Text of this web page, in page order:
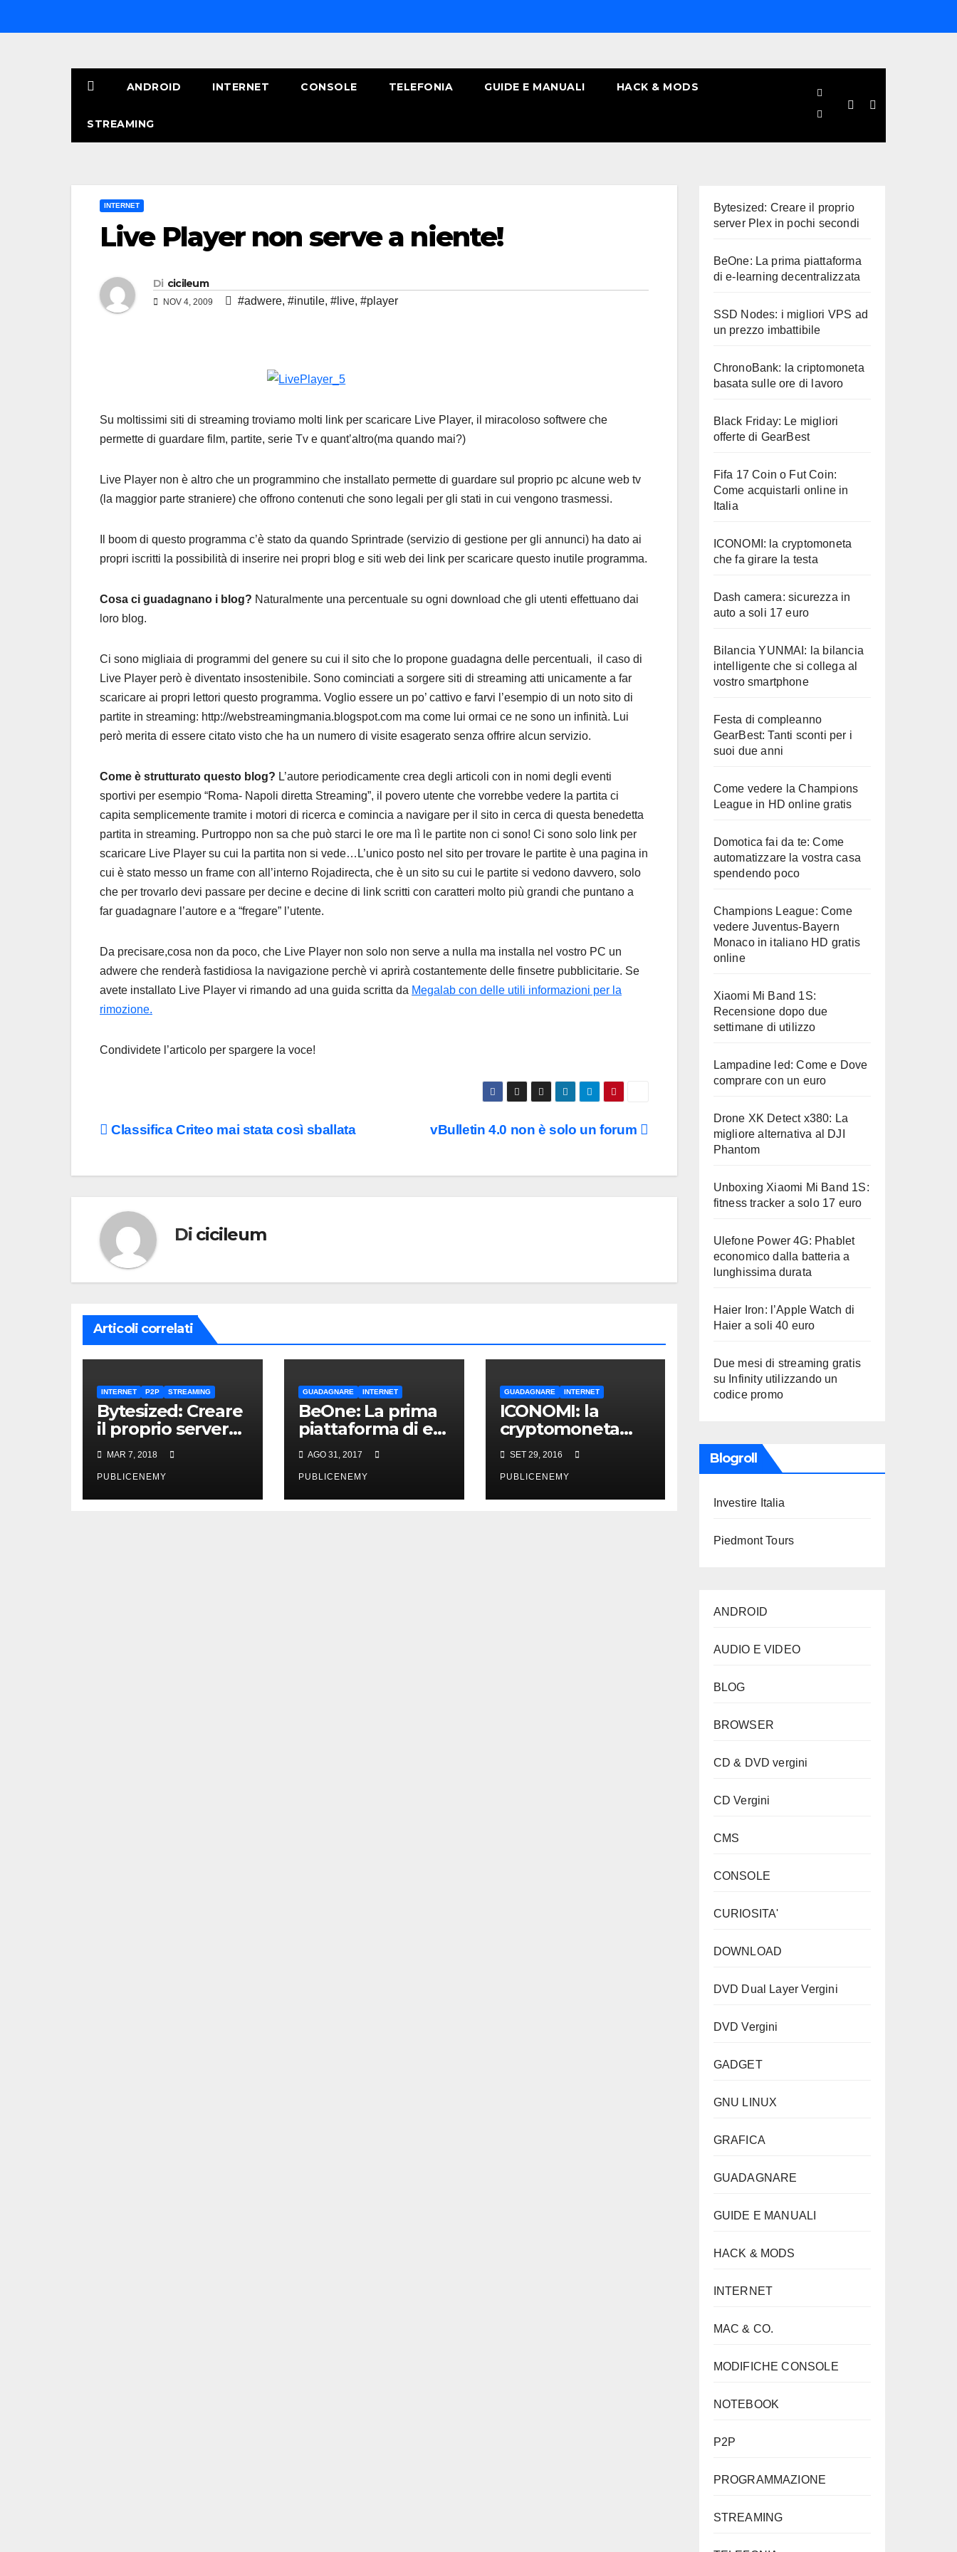
al
ANDROID INTERNET CONSOLE TELEFONIA GUIDE E MANUALI HACK & MODS
STREAMING
INTERNET
Live Player non serve a niente!
Di cicileum
NOV 4, 2009 #adwere, #inutile, #live, #player
Su moltissimi siti di streaming troviamo molti link per scaricare Live Player, il miracoloso softwere che
permette di guardare film, partite, serie Tv e quant’altro(ma quando mai?)
Live Player non è altro che un programmino che installato permette di guardare sul proprio pc alcune web tv
(la maggior parte straniere) che offrono contenuti che sono legali per gli stati in cui vengono trasmessi.
Il boom di questo programma c’è stato da quando Sprintrade (servizio di gestione per gli annunci) ha dato ai
propri iscritti la possibilità di inserire nei propri blog e siti web dei link per scaricare questo inutile programma.
Cosa ci guadagnano i blog? Naturalmente una percentuale su ogni download che gli utenti effettuano dai
loro blog.
Ci sono migliaia di programmi del genere su cui il sito che lo propone guadagna delle percentuali, il caso di
Live Player però è diventato insostenibile. Sono cominciati a sorgere siti di streaming atti unicamente a far
scaricare ai propri lettori questo programma. Voglio essere un po’ cattivo e farvi l’esempio di un noto sito di
partite in streaming: http://webstreamingmania.blogspot.com ma come lui ormai ce ne sono un infinità. Lui
però merita di essere citato visto che ha un numero di visite esagerato senza offrire alcun servizio.
Come è strutturato questo blog? L’autore periodicamente crea degli articoli con in nomi degli eventi
sportivi per esempio “Roma- Napoli diretta Streaming”, il povero utente che vorrebbe vedere la partita ci
capita semplicemente tramite i motori di ricerca e comincia a navigare per il sito in cerca di questa benedetta
partita in streaming. Purtroppo non sa che può starci le ore ma lì le partite non ci sono! Ci sono solo link per
scaricare Live Player su cui la partita non si vede…L’unico posto nel sito per trovare le partite è una pagina in
cui è stato messo un frame con all’interno Rojadirecta, che è un sito su cui le partite si vedono davvero, solo
che per trovarlo devi passare per decine e decine di link scritti con caratteri molto più grandi che puntano a
far guadagnare l’autore e a “fregare” l’utente.
Da precisare,cosa non da poco, che Live Player non solo non serve a nulla ma installa nel vostro PC un
adwere che renderà fastidiosa la navigazione perchè vi aprirà costantemente delle finsetre pubblicitarie. Se
avete installato Live Player vi rimando ad una guida scritta da Megalab con delle utili informazioni per la
rimozione.
Condividete l’articolo per spargere la voce!
Navigazione
vBulletin 4.0 non è solo un forum
Classifica Criteo mai stata così sballata
Di cicileum
Articoli correlati
INTERNET P2P STREAMING
Bytesized: Creare
il proprio server
Plex in pochi
secondi
MAR 7, 2018
PUBLICENEMY
GUADAGNARE INTERNET
BeOne: La prima
piattaforma di e-
learning
decentralizzata
AGO 31, 2017
PUBLICENEMY
GUADAGNARE INTERNET
ICONOMI: la
cryptomoneta
che fa girare la
testa
SET 29, 2016
PUBLICENEMY
Bytesized: Creare il proprio
server Plex in pochi secondi
BeOne: La prima piattaforma
di e-learning decentralizzata
SSD Nodes: i migliori VPS ad
un prezzo imbattibile
ChronoBank: la criptomoneta
basata sulle ore di lavoro
Black Friday: Le migliori
offerte di GearBest
Fifa 17 Coin o Fut Coin:
Come acquistarli online in
Italia
ICONOMI: la cryptomoneta
che fa girare la testa
Dash camera: sicurezza in
auto a soli 17 euro
Bilancia YUNMAI: la bilancia
intelligente che si collega al
vostro smartphone
Festa di compleanno
GearBest: Tanti sconti per i
suoi due anni
Come vedere la Champions
League in HD online gratis
Domotica fai da te: Come
automatizzare la vostra casa
spendendo poco
Champions League: Come
vedere Juventus-Bayern
Monaco in italiano HD gratis
online
Xiaomi Mi Band 1S:
Recensione dopo due
settimane di utilizzo
Lampadine led: Come e Dove
comprare con un euro
Drone XK Detect x380: La
migliore alternativa al DJI
Phantom
Unboxing Xiaomi Mi Band 1S:
fitness tracker a solo 17 euro
Ulefone Power 4G: Phablet
economico dalla batteria a
lunghissima durata
Haier Iron: l’Apple Watch di
Haier a soli 40 euro
Due mesi di streaming gratis
su Infinity utilizzando un
codice promo
Blogroll
Investire Italia
Piedmont Tours
ANDROID
AUDIO E VIDEO
BLOG
BROWSER
CD & DVD vergini
CD Vergini
CMS
CONSOLE
CURIOSITA'
DOWNLOAD
DVD Dual Layer Vergini
DVD Vergini
GADGET
GNU LINUX
GRAFICA
GUADAGNARE
GUIDE E MANUALI
HACK & MODS
INTERNET
MAC & CO.
MODIFICHE CONSOLE
NOTEBOOK
P2P
PROGRAMMAZIONE
STREAMING